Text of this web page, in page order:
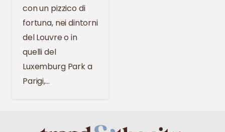
con un pizzico di
fortuna, nei dintorni
del Louvre o in
quelli del
Luxemburg Park a
Parigi,…